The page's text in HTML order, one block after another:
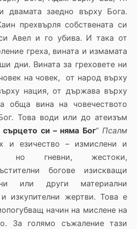
двамата заедно върху Бога.
прехвърля собствената си
Авел и го убива. И така от
греха, вината и измамата
дни. Вината за греховете ни
на човек, от народ върху
нация, от държава върху
обща вина на човечеството
Това води или до атеизъм
сърцето си – няма Бог“ Псалм
и езичество – измислени и
но гневни, жестоки,
богове изискващи
или други материални
изкупителни жертви. Това е
начин на мислене на
За голямо съжаление тази